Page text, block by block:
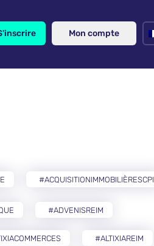
Mon compte
#ACQUISITIONIMMOBILIÈRESCPI
#ADVENISREIM
#ALTIXIAREIM